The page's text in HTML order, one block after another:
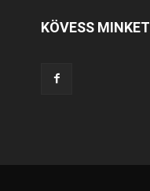
KÖVESS MINKET